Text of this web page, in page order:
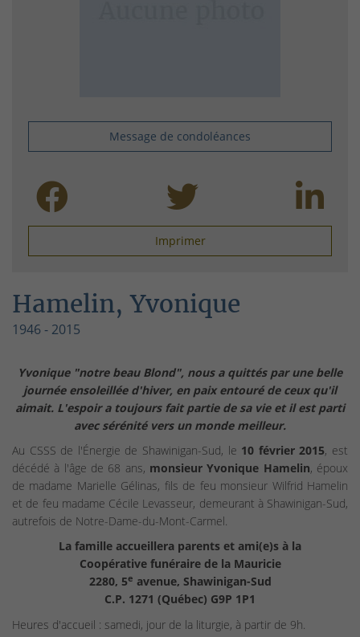
Message de condoléances
Imprimer
Hamelin, Yvonique
1946 - 2015
Yvonique "notre beau Blond", nous a quittés par une belle
journée ensoleillée d'hiver, en paix entouré de ceux qu'il
aimait. L'espoir a toujours fait partie de sa vie et il est parti
avec sérénité vers un monde meilleur.
Au CSSS de l'Énergie de Shawinigan-Sud, le 10 février 2015, est
décédé à l'âge de 68 ans, monsieur Yvonique Hamelin, époux
de madame Marielle Gélinas, fils de feu monsieur Wilfrid Hamelin
et de feu madame Cécile Levasseur, demeurant à Shawinigan-Sud,
autrefois de Notre-Dame-du-Mont-Carmel.
La famille accueillera parents et ami(e)s à la
Coopérative funéraire de la Mauricie
2280, 5e avenue, Shawinigan-Sud
C.P. 1271 (Québec) G9P 1P1
Heures d'accueil : samedi, jour de la liturgie, à partir de 9h.